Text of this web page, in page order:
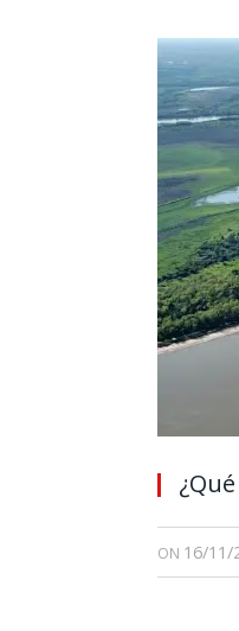
ON 16/11/